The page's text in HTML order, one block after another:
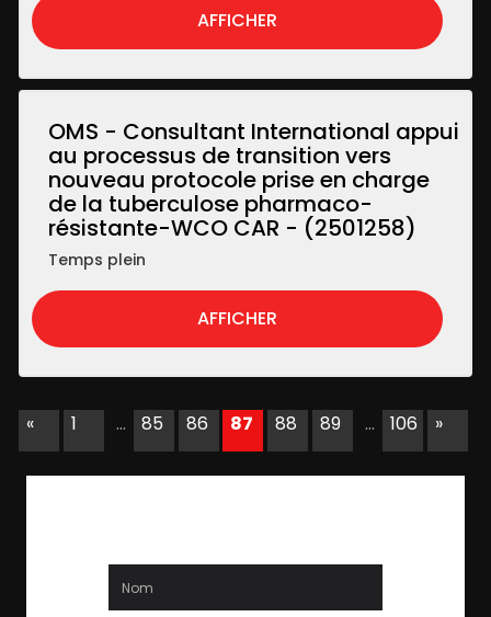
AFFICHER
OMS - Consultant International appui
au processus de transition vers
nouveau protocole prise en charge
de la tuberculose pharmaco-
résistante-WCO CAR - (2501258)
Temps plein
AFFICHER
« 1 … 85 86 87 88 89 … 106 »